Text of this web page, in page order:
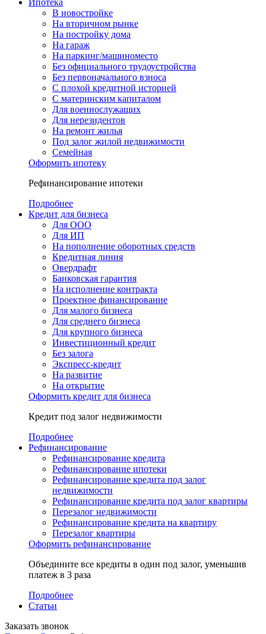
Ипотека
В новостройке
На вторичном рынке
На постройку дома
На гараж
На паркинг/машиноместо
Без официального трудоустройства
Без первоначального взноса
С плохой кредитной историей
С материнским капиталом
Для военнослужащих
Для нерезидентов
На ремонт жилья
Под залог жилой недвижимости
Семейная
Оформить ипотеку
Рефинансирование ипотеки
Подробнее
Кредит для бизнеса
Для ООО
Для ИП
На пополнение оборотных средств
Кредитная линия
Овердрафт
Банковская гарантия
На исполнение контракта
Проектное финансирование
Для малого бизнеса
Для среднего бизнеса
Для крупного бизнеса
Инвестиционный кредит
Без залога
Экспресс-кредит
На развитие
На открытие
Оформить кредит для бизнеса
Кредит под залог недвижимости
Подробнее
Рефинансирование
Рефинансирование кредита
Рефинансирование ипотеки
Рефинансирование кредита под залог
недвижимости
Рефинансирование кредита под залог квартиры
Перезалог недвижимости
Рефинансирование кредита на квартиру
Перезалог квартиры
Оформить рефинансирование
Объедините все кредиты в один под залог, уменьшив
платеж в 3 раза
Подробнее
Статьи
Заказать звонок